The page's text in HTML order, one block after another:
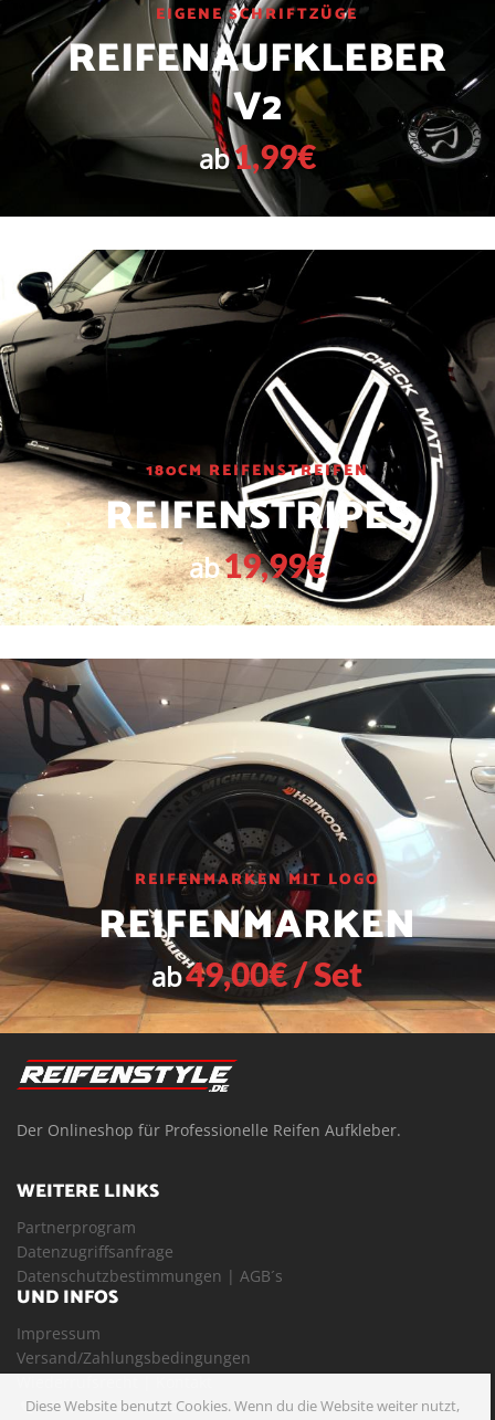
Diese Website benutzt Cookies. Wenn du die Website weiter nutzt,
EIGENE SCHRIFTZÜGE
REIFENAUFKLEBER
V2
ab1,99€
180CM REIFENSTREIFEN
REIFENSTRIPES
ab19,99€
REIFENMARKEN MIT LOGO
REIFENMARKEN
ab49,00€ / Set
Der Onlineshop für Professionelle Reifen Aufkleber.
WEITERE LINKS
Partnerprogram
Datenzugriffsanfrage
Datenschutzbestimmungen | AGB´s
UND INFOS
Impressum
Versand/Zahlungsbedingungen
+49 0172 834 72 23